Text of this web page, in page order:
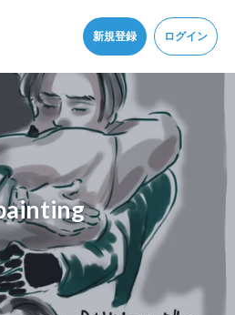
新規登録 ログイン
プライパシーポリシーを改定しました。
にはここをクリックします
アプリでさらに快適に！
リをインストール